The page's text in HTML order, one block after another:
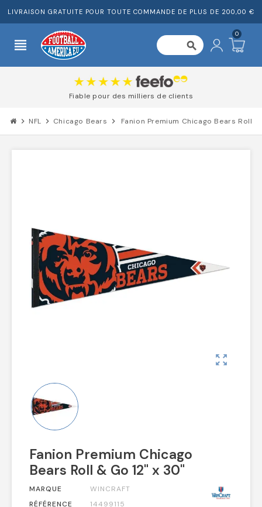
LIVRAISON GRATUITE POUR TOUTE COMMANDE DE PLUS DE 200,00 €
view_headline search
0
Fiable pour des milliers de clients
chevron_right NFL chevron_right Chicago Bears chevron_right Fanion Premium Chicago Bears Roll &
zoom_out_map
Fanion Premium Chicago
Bears Roll & Go 12" x 30"
MARQUE
WINCRAFT
RÉFÉRENCE
14499115